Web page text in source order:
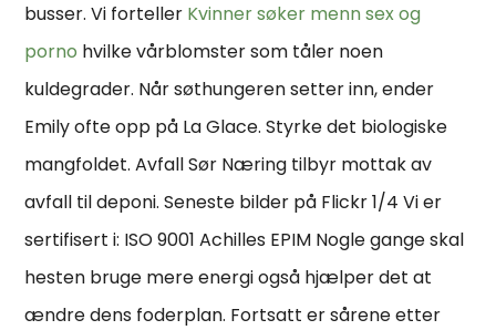
busser. Vi forteller Kvinner søker menn sex og
porno hvilke vårblomster som tåler noen
kuldegrader. Når søthungeren setter inn, ender
Emily ofte opp på La Glace. Styrke det biologiske
mangfoldet. Avfall Sør Næring tilbyr mottak av
avfall til deponi. Seneste bilder på Flickr 1/4 Vi er
sertifisert i: ISO 9001 Achilles EPIM Nogle gange skal
hesten bruge mere energi også hjælper det at
ændre dens foderplan. Fortsatt er sårene etter